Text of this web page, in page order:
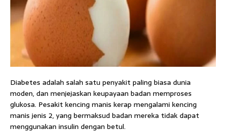
Diabetes adalah salah satu penyakit paling biasa dunia
moden, dan menjejaskan keupayaan badan memproses
glukosa. Pesakit kencing manis kerap mengalami kencing
manis jenis 2, yang bermaksud badan mereka tidak dapat
menggunakan insulin dengan betul.